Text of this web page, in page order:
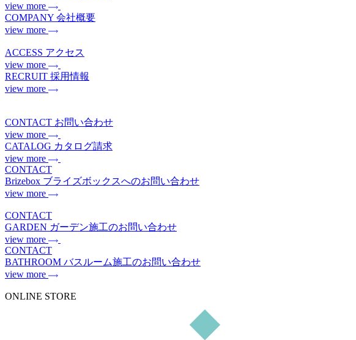
view more
COMPANY 会社概要
view more
ACCESS アクセス
view more
RECRUIT 採用情報
view more
CONTACT お問い合わせ
view more
CATALOG カタログ請求
view more
CONTACT
Brizebox ブライズボックスへのお問い合わせ
view more
CONTACT
GARDEN ガーデン施工のお問い合わせ
view more
CONTACT
BATHROOM バスルーム施工のお問い合わせ
view more
ONLINE STORE